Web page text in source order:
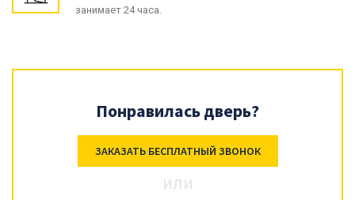
занимает 24 часа.
Понравилась дверь?
ЗАКАЗАТЬ БЕСПЛАТНЫЙ ЗВОНОК
или